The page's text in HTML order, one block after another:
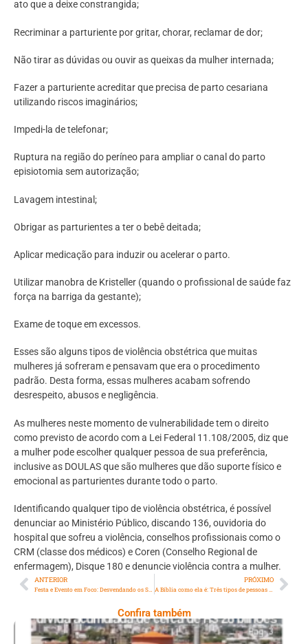
ato que a deixe constrangida;
Recriminar a parturiente por gritar, chorar, reclamar de dor;
Não tirar as dúvidas ou ouvir as queixas da mulher internada;
Fazer a parturiente acreditar que precisa de parto cesariana
utilizando riscos imaginários;
Impedi-la de telefonar;
Ruptura na região do períneo para ampliar o canal do parto
episiotomia sem autorização;
Lavagem intestinal;
Obrigar as parturientes a ter o bebê deitada;
Aplicar medicação para induzir ou acelerar o parto.
Utilizar manobra de Kristeller (quando o profissional de saúde faz
força na barriga da gestante);
Exame de toque em excessos.
Esses são alguns tipos de violência obstétrica que muitas
mulheres já sofreram e pensavam que era o procedimento
padrão. Desta forma, essas mulheres acabam sofrendo
desrespeito, abusos e negligência.
As mulheres neste momento de vulnerabilidade tem o direito
como previsto de acordo com a Lei Federal 11.108/2005, diz que
a mulher pode escolher qualquer pessoa de sua preferência,
inclusive as DOULAS que são mulheres que dão suporte físico e
emocional as parturientes durante todo o parto.
Identificando qualquer tipo de violência obstétrica, é possível
denunciar ao Ministério Público, discando 136, ouvidoria do
hospital que sofreu a violência, conselhos profissionais como o
CRM (classe dos médicos) e Coren (Conselho Regional de
enfermagem), Disque 180 e denuncie violência contra a mulher.
ANTERIOR PRÓXIMO
Confira também